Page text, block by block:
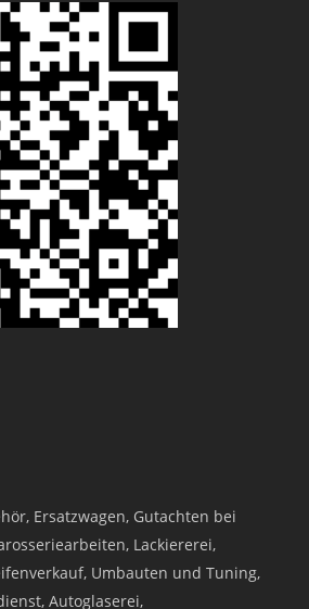
Ersatzwagen, Gutachten bei
Lackiererei,
Umbauten und Tuning,
Autoglaserei,